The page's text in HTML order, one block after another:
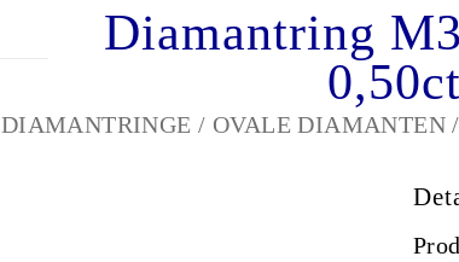
Diamantring
DIAMANTRINGE / OVALE DIAMANTEN/